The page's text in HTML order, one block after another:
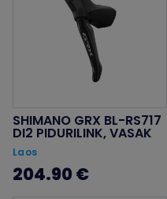
SHIMANO GRX BL-RS717
DI2 PIDURILINK, VASAK
Laos
204.90 €